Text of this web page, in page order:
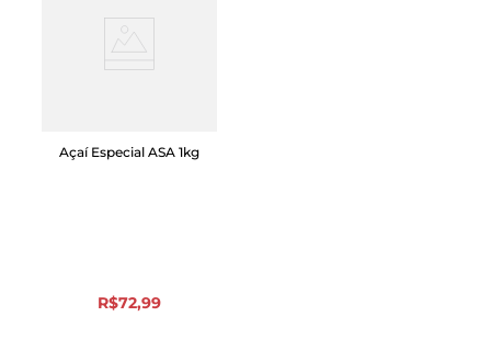
Açaí Especial ASA 1kg
R$72,99